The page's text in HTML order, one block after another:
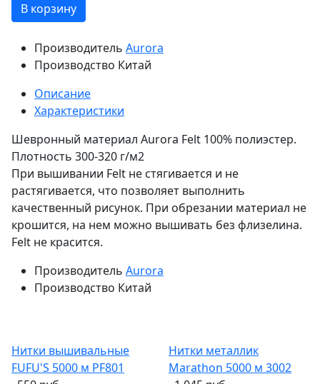
В корзину
Производитель Aurora
Производство Китай
Описание
Характеристики
Шевронный материал Aurora Felt 100% полиэстер.
Плотность 300-320 г/м2
При вышивании Felt не стягивается и не
растягивается, что позволяет выполнить
качественный рисунок. При обрезании материал не
крошится, на нем можно вышивать без флизелина.
Felt не красится.
Производитель Aurora
Производство Китай
Нитки вышивальные
FUFU'S 5000 м PF801
Нитки металлик
Marathon 5000 м 3002